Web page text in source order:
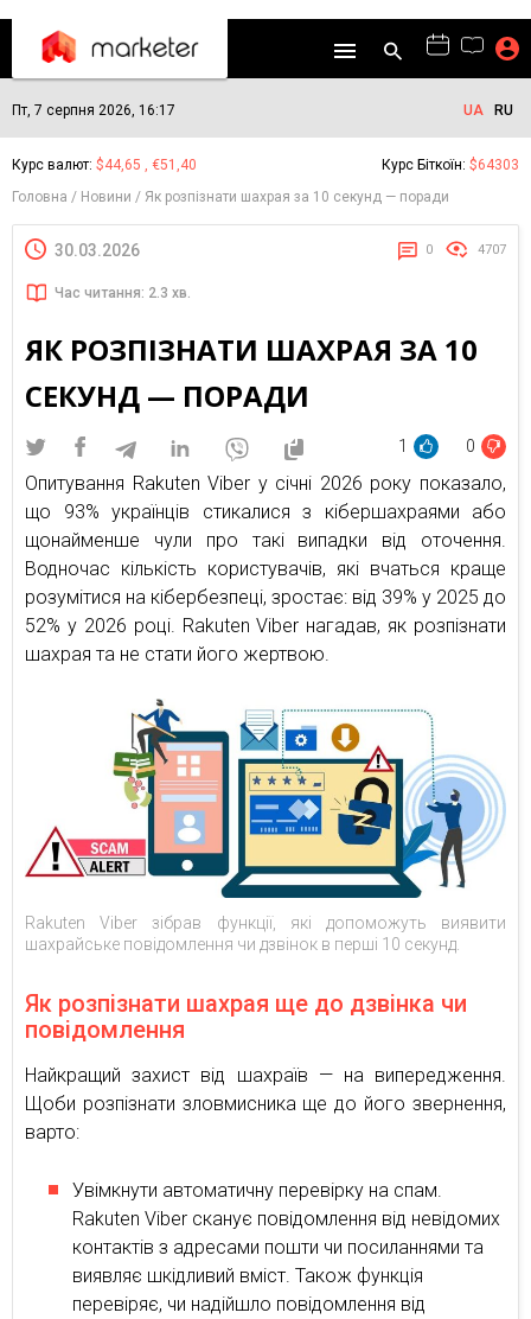
Пт, 7 серпня 2026, 16:17 UA RU
Курс валют: $44,65 , €51,40 Курс Біткоїн: $64303
Головна
Новини Як розпізнати шахрая за 10 секунд — поради
30.03.2026 0 4707
Час читання: 2.3 хв.
ЯК РОЗПІЗНАТИ ШАХРАЯ ЗА 10
СЕКУНД — ПОРАДИ
1 0
Опитування Rakuten Viber у січні 2026 року показало,
що 93% українців стикалися з кібершахраями або
щонайменше чули про такі випадки від оточення.
Водночас кількість користувачів, які вчаться краще
розумітися на кібербезпеці, зростає: від 39% у 2025 до
52% у 2026 році. Rakuten Viber нагадав, як розпізнати
шахрая та не стати його жертвою.
Rakuten Viber зібрав функції, які допоможуть виявити
шахрайське повідомлення чи дзвінок в перші 10 секунд.
Як розпізнати шахрая ще до дзвінка чи
повідомлення
Найкращий захист від шахраїв — на випередження.
Щоби розпізнати зловмисника ще до його звернення,
варто:
Увімкнути автоматичну перевірку на спам.
Rakuten Viber сканує повідомлення від невідомих
контактів з адресами пошти чи посиланнями та
виявляє шкідливий вміст. Також функція
перевіряє, чи надійшло повідомлення від